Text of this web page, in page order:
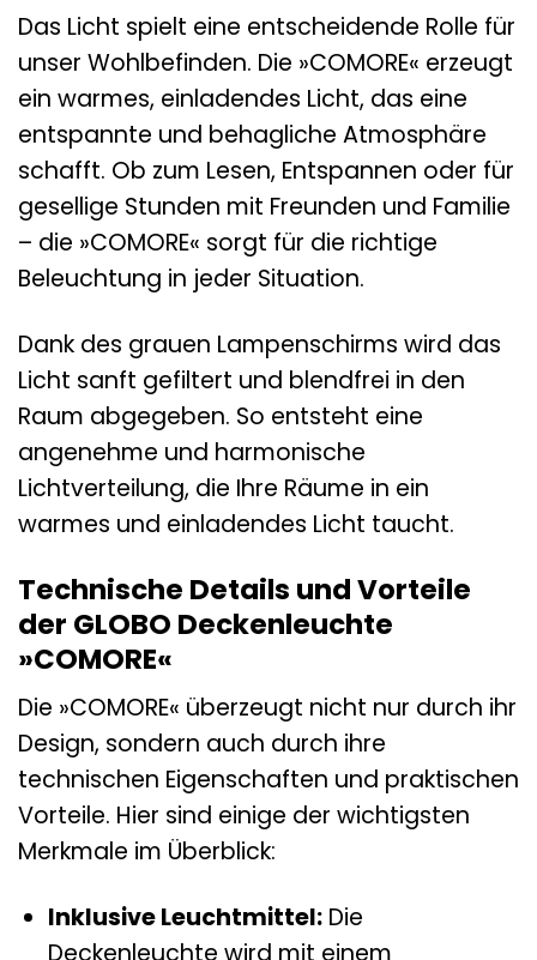
Das Licht spielt eine entscheidende Rolle für
unser Wohlbefinden. Die »COMORE« erzeugt
ein warmes, einladendes Licht, das eine
entspannte und behagliche Atmosphäre
schafft. Ob zum Lesen, Entspannen oder für
gesellige Stunden mit Freunden und Familie
– die »COMORE« sorgt für die richtige
Beleuchtung in jeder Situation.
Dank des grauen Lampenschirms wird das
Licht sanft gefiltert und blendfrei in den
Raum abgegeben. So entsteht eine
angenehme und harmonische
Lichtverteilung, die Ihre Räume in ein
warmes und einladendes Licht taucht.
Technische Details und Vorteile
der GLOBO Deckenleuchte
»COMORE«
Die »COMORE« überzeugt nicht nur durch ihr
Design, sondern auch durch ihre
technischen Eigenschaften und praktischen
Vorteile. Hier sind einige der wichtigsten
Merkmale im Überblick:
Inklusive Leuchtmittel:Die